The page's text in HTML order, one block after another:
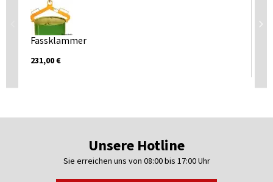
Fassklammer
231,00 €
Unsere Hotline
Sie erreichen uns von 08:00 bis 17:00 Uhr